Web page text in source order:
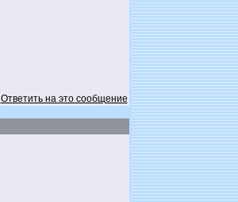
Ответить на это сообщение